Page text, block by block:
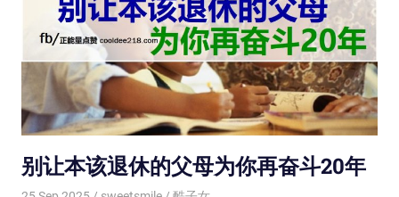
别让本该退休的父母为你再奋斗20年